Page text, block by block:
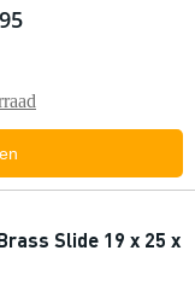
Slide 19 x 25 x